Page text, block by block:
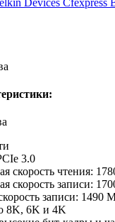
3.0
скорость чтения:
скорость записи:
записи: 1490
8K, 6K и 4K